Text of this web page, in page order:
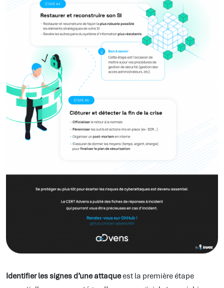
Identifier les signes d’une attaqueest la première étape